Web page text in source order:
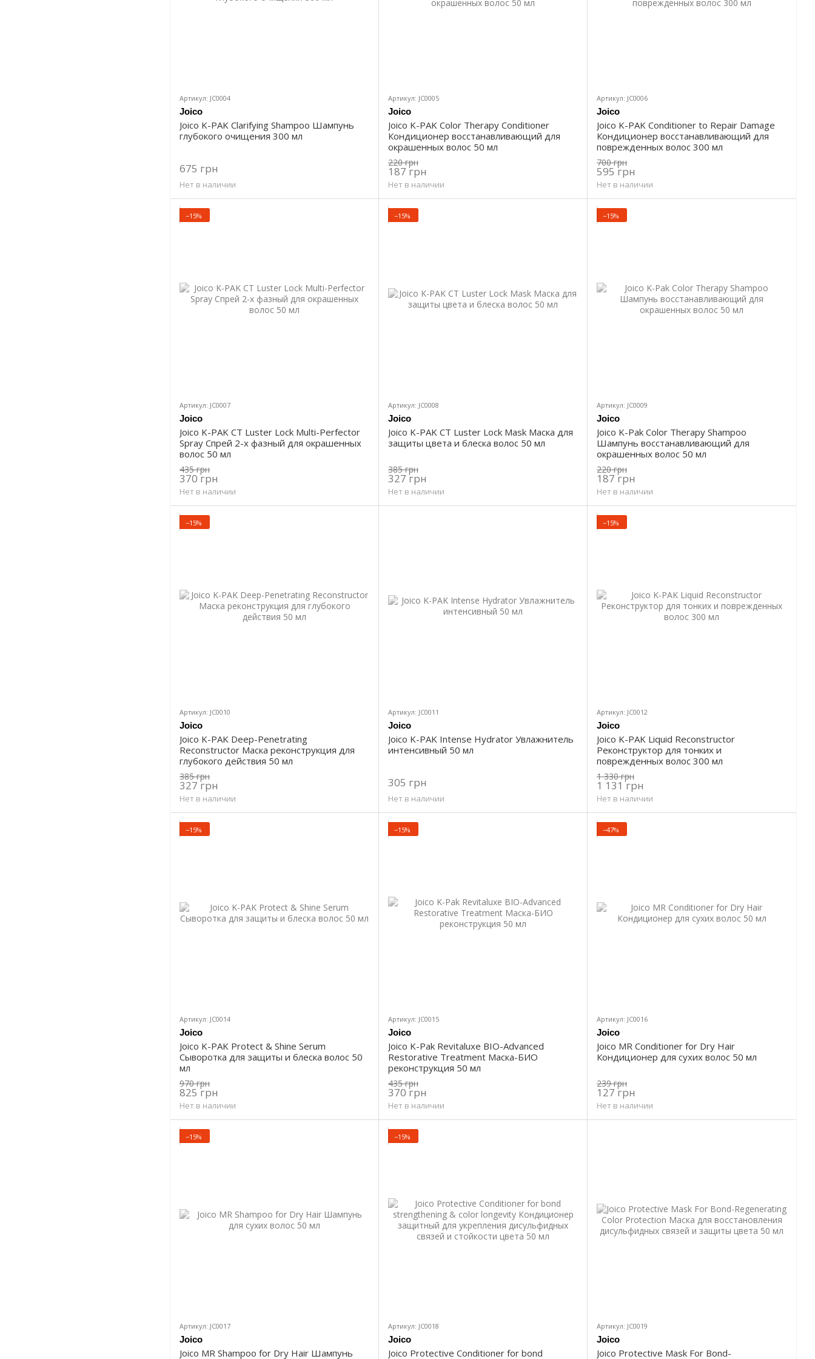
Артикул: JC0004
Joico
Joico K-PAK Clarifying Shampoo Шампунь
глубокого очищения 300 мл
675 грн
Нет в наличии
Артикул: JC0005
Joico
Joico K-PAK Color Therapy Conditioner
Кондиционер восстанавливающий для
окрашенных волос 50 мл
220 грн
187 грн
Нет в наличии
Артикул: JС0006
Joico
Joico K-PAK Conditioner to Repair Damage
Кондиционер восстанавливающий для
поврежденных волос 300 мл
700 грн
595 грн
Нет в наличии
−15%
Артикул: JC0007
Joico
Joico K-PAK CT Luster Lock Multi-Perfector
Spray Спрей 2-х фазный для окрашенных
волос 50 мл
435 грн
370 грн
Нет в наличии
−15%
Артикул: JC0008
Joico
Joico K-PAK CT Luster Lock Mask Маска для
защиты цвета и блеска волос 50 мл
385 грн
327 грн
Нет в наличии
−15%
Артикул: JC0009
Joico
Joico K-Pak Color Therapy Shampoo
Шампунь восстанавливающий для
окрашенных волос 50 мл
220 грн
187 грн
Нет в наличии
−15%
Артикул: JC0010
Joico
Joico K-PAK Deep-Penetrating
Reconstructor Маска реконструкция для
глубокого действия 50 мл
385 грн
327 грн
Нет в наличии
Артикул: JC0011
Joico
Joico K-PAK Intense Hydrator Увлажнитель
интенсивный 50 мл
305 грн
Нет в наличии
−15%
Артикул: JC0012
Joico
Joico K-PAK Liquid Reconstructor
Реконструктор для тонких и
поврежденных волос 300 мл
1 330 грн
1 131 грн
Нет в наличии
−15%
Артикул: JC0014
Joico
Joico K-PAK Protect & Shine Serum
Сыворотка для защиты и блеска волос 50
мл
970 грн
825 грн
Нет в наличии
−15%
Артикул: JC0015
Joico
Joico K-Pak Revitaluxe BIO-Advanced
Restorative Treatment Маска-БИО
реконструкция 50 мл
435 грн
370 грн
Нет в наличии
−47%
Артикул: JC0016
Joico
Joico MR Conditioner for Dry Hair
Кондиционер для сухих волос 50 мл
239 грн
127 грн
Нет в наличии
−15%
Артикул: JC0017
Joico
Joico MR Shampoo for Dry Hair Шампунь
−15%
Артикул: JC0018
Joico
Joico Protective Conditioner for bond
Артикул: JC0019
Joico
Joico Protective Mask For Bond-